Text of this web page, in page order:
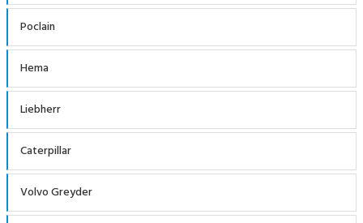
Poclain
Hema
Liebherr
Caterpillar
Volvo Greyder